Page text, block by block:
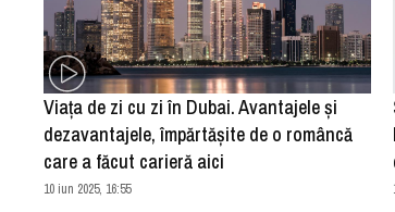
Viața de zi cu zi în Dubai. Avantajele și
dezavantajele, împărtășite de o româncă
care a făcut carieră aici
10 iun 2025, 16:55